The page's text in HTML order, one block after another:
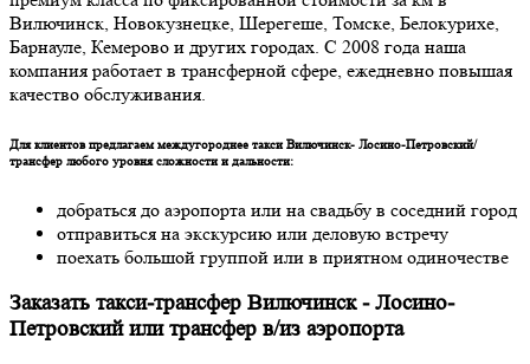
Вилючинск, Новокузнецке, Шерегеше, Томске, Белокурихе,
Барнауле, Кемерово и других городах. С 2008 года наша
компания работает в трансферной сфере, ежедневно повышая
качество обслуживания.
Для клиентов предлагаем междугороднее такси Вилючинск- Лосино-Петровский/
трансфер любого уровня сложности и дальности:
добраться до аэропорта или на свадьбу в соседний город
отправиться на экскурсию или деловую встречу
поехать большой группой или в приятном одиночестве
Заказать такси-трансфер Вилючинск - Лосино-
Петровский или трансфер в/из аэропорта